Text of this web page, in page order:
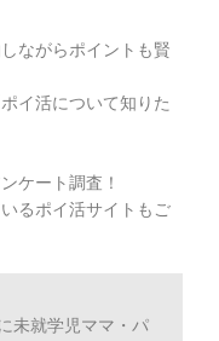
ながらポイントも賢
イ活について知りた
ケート調査！
るポイ活サイトもご
未就学児ママ・パ